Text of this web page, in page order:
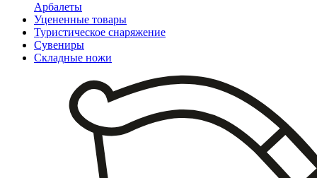
Арбалеты
Уцененные товары
Туристическое снаряжение
Сувениры
Складные ножи